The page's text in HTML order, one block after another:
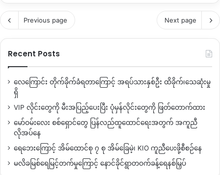
Previous page Next page
Recent Posts
လေကြောင်း တိုက်ခိုက်ခံရတာကြောင့် အရပ်သားနှစ်ဦး ထိခိုက်၊သေဆုံးမှု
ရှိ
VIP လိုင်းတွေကို မီးအပြည့်ပေးပြီး ပုံမှန်လိုင်းတွေကို ဖြတ်တောက်ထား
မော်ဝမ်းလေး စစ်ရှောင်တွေ ပြန်လည်ထူထောင်ရေးအတွက် အကူညီ
လိုအပ်နေ
ရေဘေးကြောင့် အိမ်ထောင်စု ၇ စု အိမ်ခြေမဲ့၊ KIO ကူညီပေးဖို့စီစဉ်နေ
မလိခမြစ်ရေမြင့်တက်မှုကြောင့် နောင်ခိုင်ရွာတဝက်ခန့်ရေနစ်မြှပ်